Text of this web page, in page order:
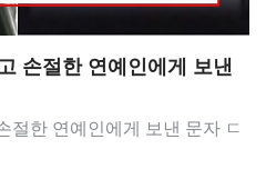
손절한 연예인에게 보낸
절한 연예인에게 보낸 문자 ㄷ